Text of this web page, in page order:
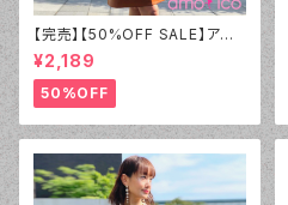
【完売】【50%OFF SALE】アモ
リコ オリジナル（amorico orig
inal）PVC ブラウン無地 エプロ
ン（男女兼用）【アウトレット】②
¥2,189
50%OFF